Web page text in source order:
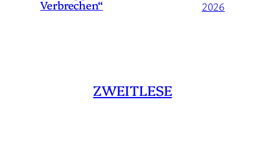
Verbrechen“
2026
ZWEITLESE